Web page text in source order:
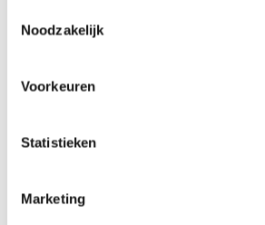
Noodzakelijk
Voorkeuren
Statistieken
Marketing
Meer